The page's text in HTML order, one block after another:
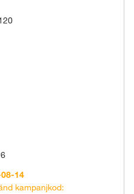
14
kampanjkod: